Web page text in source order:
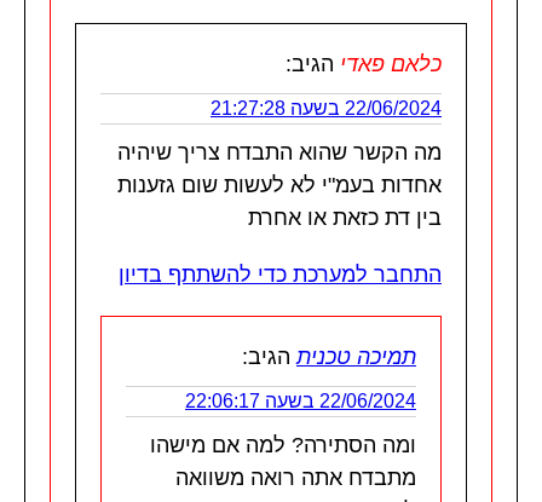
כלאם פאדי הגיב:
22/06/2024 בשעה 21:27:28
מה הקשר שהוא התבדח צריך שיהיה
אחדות בעמ"י לא לעשות שום גזענות
בין דת כזאת או אחרת
התחבר למערכת כדי להשתתף בדיון
תמיכה טכנית הגיב:
22/06/2024 בשעה 22:06:17
ומה הסתירה? למה אם מישהו
מתבדח אתה רואה משוואה